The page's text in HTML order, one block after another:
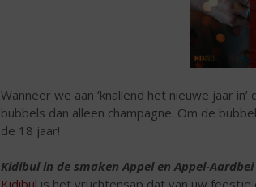
Wanneer we aan ‘knallend het nieuwe jaar
bubbels dan alleen champagne. Om de
de 18 jaar!
Kidibul in de smaken Appel en Appel-Aardbei